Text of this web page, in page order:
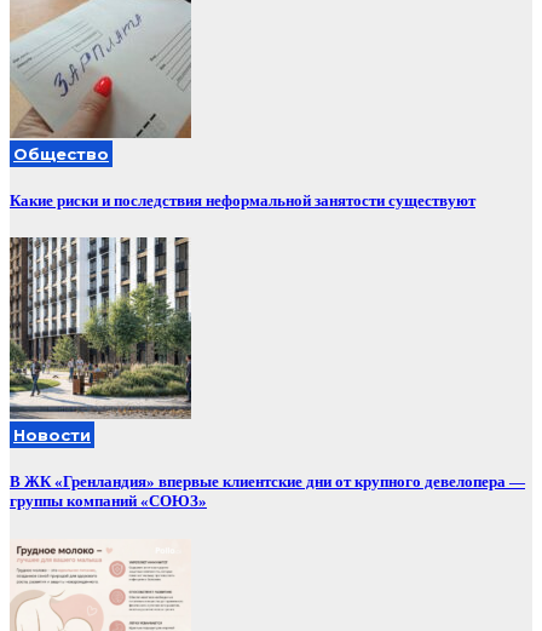
Общество
Какие риски и последствия неформальной занятости существуют
Новости
В ЖК «Гренландия» впервые клиентские дни от крупного девелопера —
группы компаний «СОЮЗ»